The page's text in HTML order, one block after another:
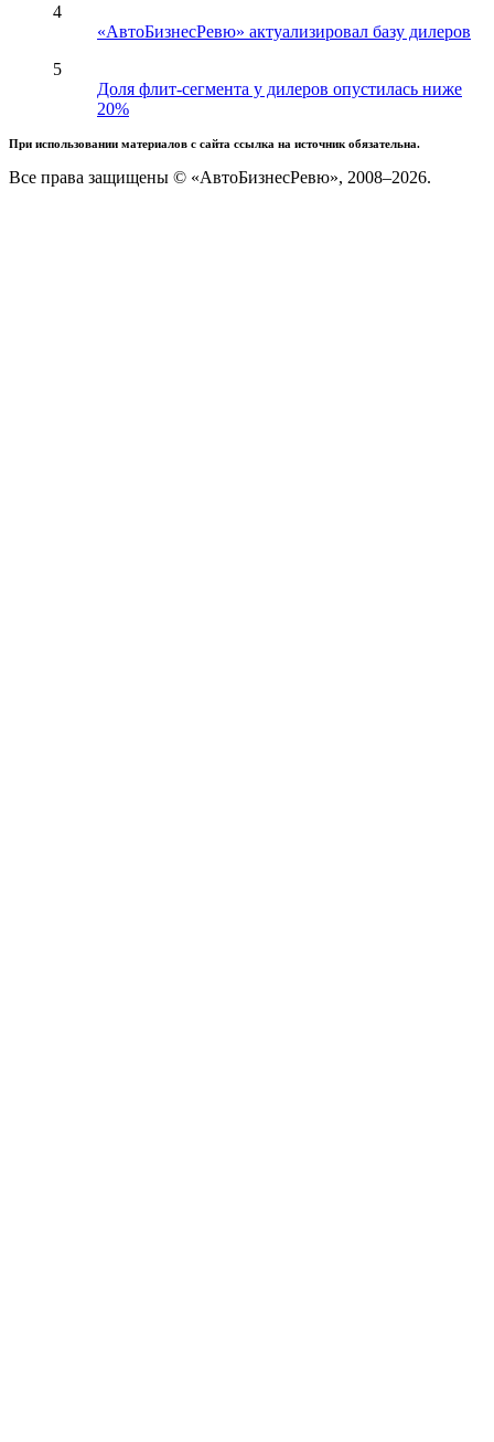
4
«АвтоБизнесРевю» актуализировал базу дилеров
5
Доля флит-сегмента у дилеров опустилась ниже
20%
При использовании материалов с сайта ссылка на источник обязательна.
Все права защищены © «АвтоБизнесРевю», 2008–2026.